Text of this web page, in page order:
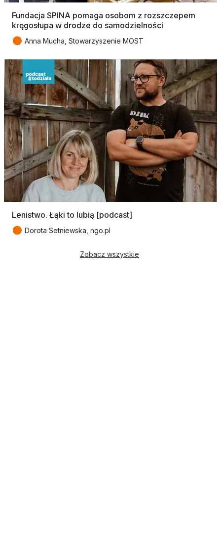
Fundacja SPINA pomaga osobom z rozszczepem
kręgosłupa w drodze do samodzielności
● Anna Mucha, Stowarzyszenie MOST
Lenistwo. Łąki to lubią [podcast]
● Dorota Setniewska, ngo.pl
Zobacz wszystkie